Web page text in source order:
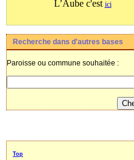
L’Aube c'est ici
Recherche dans d'autres bases
Paroisse ou commune souhaitée :
Top